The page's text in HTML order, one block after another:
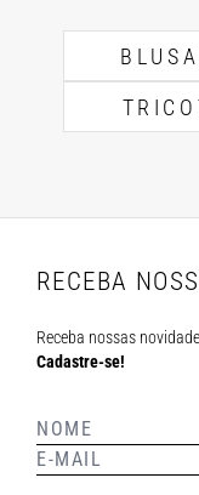
RECEBA
Receba nossas
Cadastre-se!